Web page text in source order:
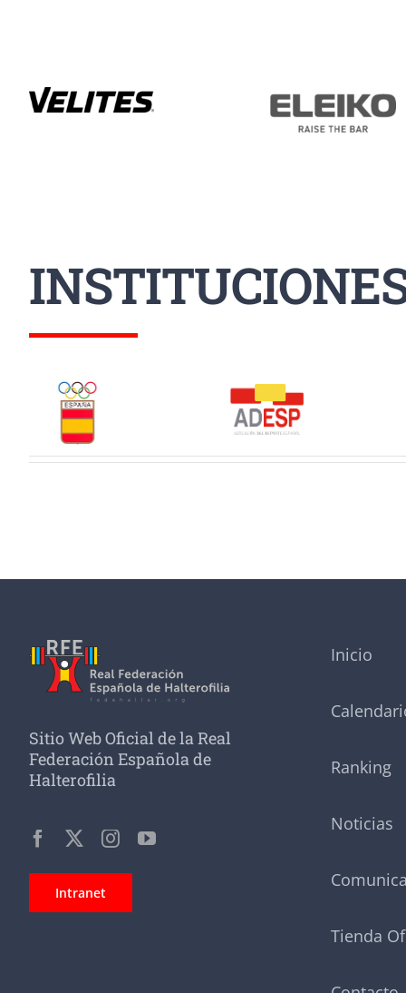
Sitio Web Oficial de la Real
Federación Española de
Halterofilia
Intranet
Inicio
Ranking
Noticias
Tienda